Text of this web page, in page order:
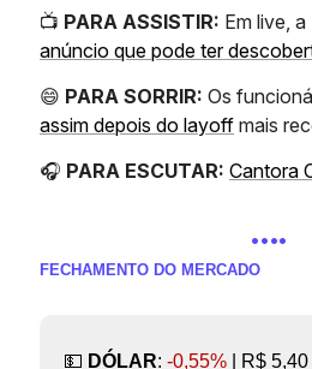
📺️ PARA ASSISTIR: Em live,
anúncio que pode ter
😄 PARA SORRIR: Os
assim depois do layoff mais
🎧️ PARA ESCUTAR: Cantora
….
FECHAMENTO DO MERCADO
💵 DÓLAR: -0,55% | R$ 5,40